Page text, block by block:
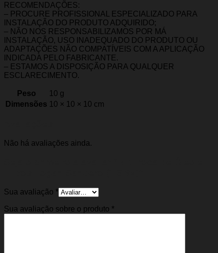
RECOMENDAÇÕES:
– PROCURE PROFISSIONAL ESPECIALIZADO PARA
INSTALAÇÃO DO PRODUTO ADQUIRIDO;
– NÃO NOS RESPONSABILIZAMOS POR MÁ
INSTALAÇÃO, USO INADEQUADO DO PRODUTO OU
ADAPTAÇÕES NÃO COMPATÍVEIS COM A APLICAÇÃO
INDICADA PELO FABRICANTE.
– ESTAMOS A DISPOSIÇÃO PARA QUALQUER
ESCLARECIMENTO.
Peso
10 g
Dimensões 10 × 10 × 10 cm
Não há avaliações ainda.
Sua avaliação *
Sua avaliação sobre o produto *